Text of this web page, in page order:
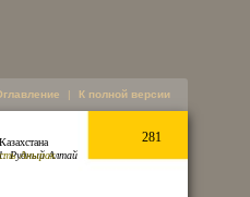
| К полной версии
281
Рудный Алтай
Анырак